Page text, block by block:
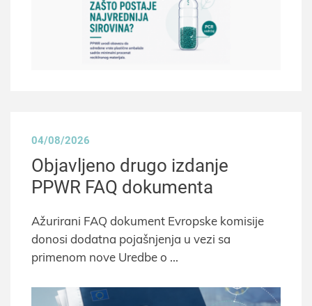
04/08/2026
Objavljeno drugo izdanje
PPWR FAQ dokumenta
Ažurirani FAQ dokument Evropske komisije
donosi dodatna pojašnjenja u vezi sa
primenom nove Uredbe o